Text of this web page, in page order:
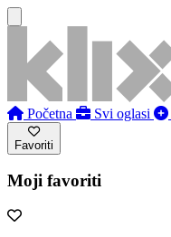
Početna Svi oglasi
Favoriti
Moji favoriti